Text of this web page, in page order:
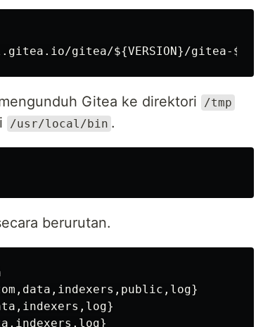
Gitea ke direktori /tmp
/usr/local/bin .
berurutan.